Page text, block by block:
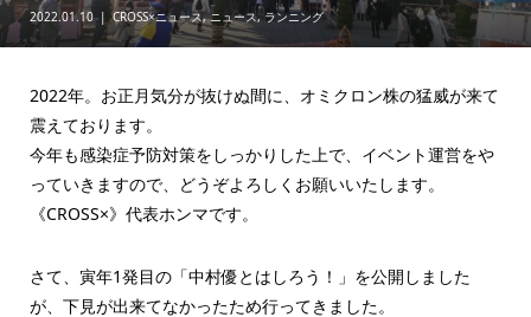
2022.01.10 CROSS×ニュース,ニュース,ランニング
2022年。お正月気分が抜けぬ間に、オミクロン株の猛威が来て
震えております。
今年も感染症予防対策をしっかりした上で、イベント運営をや
っていきますので、どうぞよろしくお願いいたします。
《CROSS×》代表ホンマです。
さて、寅年1発目の「中村優とはしろう！」を公開しました
が、下見が出来てなかったため行ってきました。